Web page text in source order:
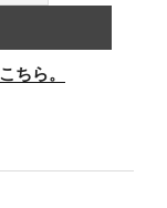
ちら。